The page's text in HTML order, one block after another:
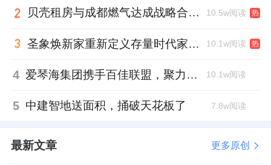
贝壳租房与成都燃气达成战略合作 打通安全巡检“最后一米” 10.5w阅读 热
圣象焕新家重新定义存量时代家居升级逻辑，筑牢说换就换的底气！ 10.1w阅读 热
4 爱琴海集团携手百佳联盟，聚力共拓存量商业新赛道 10.1w阅读
5 中建智地送面积，捅破天花板了 7.8w阅读
最新文章 更多原创